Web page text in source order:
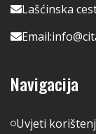
Lašćinska
Email:
Navigacija
Uvjeti